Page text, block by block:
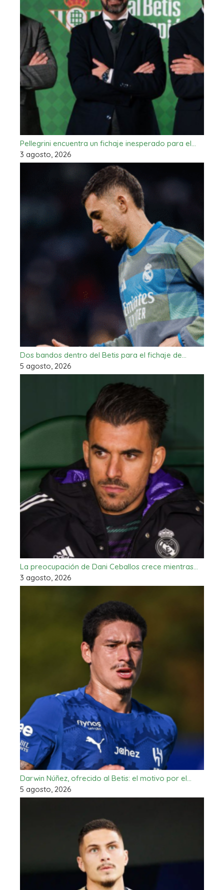
Pellegrini encuentra un fichaje inesperado para el…
3 agosto, 2026
Dos bandos dentro del Betis para el fichaje de…
5 agosto, 2026
La preocupación de Dani Ceballos crece mientras…
3 agosto, 2026
Darwin Núñez, ofrecido al Betis: el motivo por el…
5 agosto, 2026